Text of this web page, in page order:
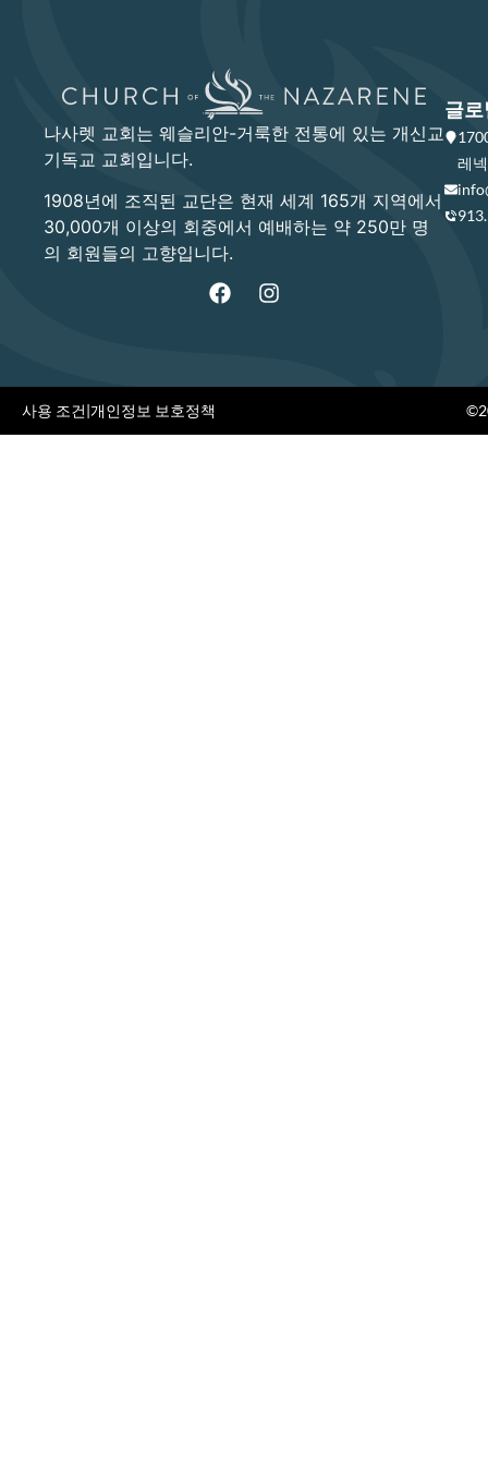
나사렛 교회는 웨슬리안-거룩한 전통에 있는 개신교
기독교 교회입니다.
1908년에 조직된 교단은 현재 세계 165개 지역에서
30,000개 이상의 회중에서 예배하는 약 250만 명
의 회원들의 고향입니다.
글로
레
사용 조건|개인정보 보호정책